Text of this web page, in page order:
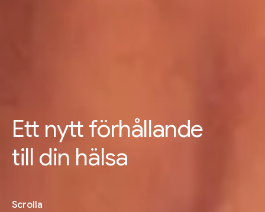
Ett nytt förhållande
till din hälsa
Scrolla